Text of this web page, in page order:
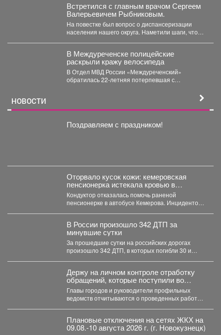
Встретился с главным врачом Сергеем
Валерьевичем Рыбниковым.
На повестке был вопрос о диспансеризации
населения нашего округа. Наметили шаги, чтобы
В Междуреченске полицейские
раскрыли кражу велосипеда
В Отдел МВД России «Междуреченский»
обратилась 22-летняя потерпевшая с
НОВОСТИ
Поздравляем с праздником!
Оторвало кусок кожи: кемеровская
пенсионерка истекала кровью в
автобусе
Кондуктор отказалась помочь раненой
пенсионерке в автобусе Кемерова. Инцидентом
В России произошло 342 ДТП за
минувшие сутки
За прошедшие сутки на российских дорогах
произошло 342 ДТП, в которых погибли 30 и
Держу на личном контроле отработку
обращений, которые поступили во
время прямого эфира 28 июля.
Главы городов и руководители профильных
ведомств отчитываются о проведенных работах,
Плановые отключения на сетях ЖКХ на
09.08.-10 августа 2026 г. (г. Новокузнецк)